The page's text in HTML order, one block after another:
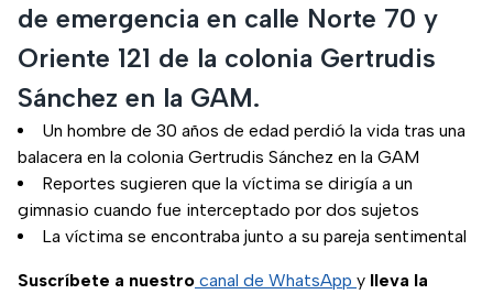
de emergencia en calle Norte 70 y
Oriente 121 de la colonia Gertrudis
Sánchez en la GAM.
Un hombre de 30 años de edad perdió la vida tras una
balacera en la colonia Gertrudis Sánchez en la GAM
Reportes sugieren que la víctima se dirigía a un
gimnasio cuando fue interceptado por dos sujetos
La víctima se encontraba junto a su pareja sentimental
Suscríbete a nuestro canal de WhatsApp y lleva la